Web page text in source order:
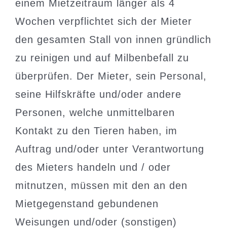
einem Mietzeitraum länger als 4
Wochen verpflichtet sich der Mieter
den gesamten Stall von innen gründlich
zu reinigen und auf Milbenbefall zu
überprüfen. Der Mieter, sein Personal,
seine Hilfskräfte und/oder andere
Personen, welche unmittelbaren
Kontakt zu den Tieren haben, im
Auftrag und/oder unter Verantwortung
des Mieters handeln und / oder
mitnutzen, müssen mit den an den
Mietgegenstand gebundenen
Weisungen und/oder (sonstigen)